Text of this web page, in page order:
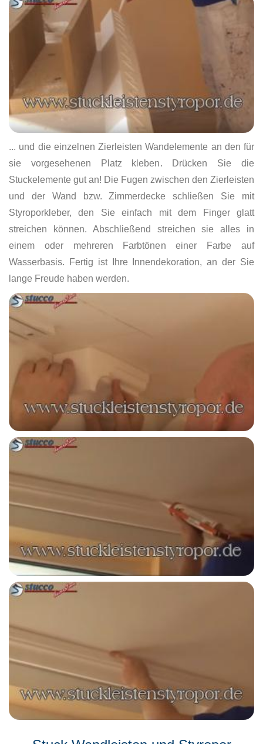
... und die einzelnen Zierleisten Wandelemente an den für
sie vorgesehenen Platz kleben. Drücken Sie die
Stuckelemente gut an! Die Fugen zwischen den Zierleisten
und der Wand bzw. Zimmerdecke schließen Sie mit
Styroporkleber, den Sie einfach mit dem Finger glatt
streichen können. Abschließend streichen sie alles in
einem oder mehreren Farbtönen einer Farbe auf
Wasserbasis. Fertig ist Ihre Innendekoration, an der Sie
lange Freude haben werden.